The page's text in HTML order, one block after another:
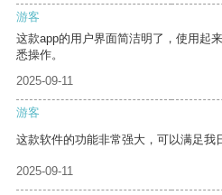
游客
这款app的用户界面简洁明了，使用起
悉操作。
2025-09-11
游客
这款软件的功能非常强大，可以满足我
2025-09-11